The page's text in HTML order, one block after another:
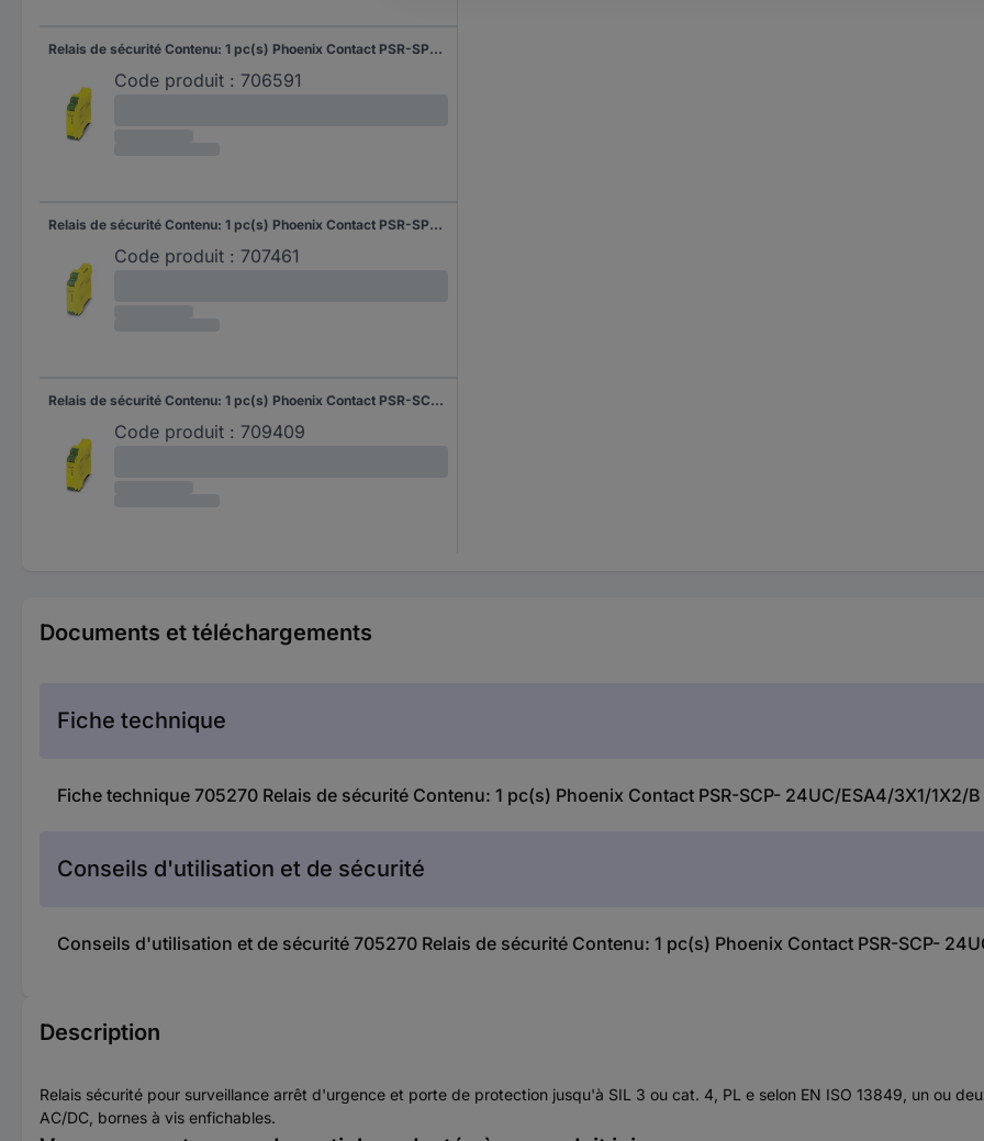
Relais de sécurité Contenu: 1 pc(s) Phoenix Contact PSR-SPP- 24UC/ESA2/4X1/1X2/B 2963954
Code produit : 706591
Relais de sécurité Contenu: 1 pc(s) Phoenix Contact PSR-SPP- 24UC/ESA4/3X1/1X2/B 2963941
Code produit : 707461
Relais de sécurité Contenu: 1 pc(s) Phoenix Contact PSR-SCP- 24UC/ESA2/4X1/1X2/B 2963802
Code produit : 709409
Documents et téléchargements
Fiche technique
Fiche technique 705270 Relais de sécurité Contenu: 1 pc(s) Phoenix Contact PSR-SCP- 24UC/ESA4/3X1/1X2/
Conseils d'utilisation et de sécurité
Conseils d'utilisation et de sécurité 705270 Relais de sécurité Contenu: 1 pc(s) Phoenix Contact PSR-SCP-
Description
Relais sécurité pour surveillance arrêt d'urgence et porte de protection jusqu'à SIL 3 ou cat. 4, PL e selon EN ISO 13849, un ou
AC/DC, bornes à vis enfichables.